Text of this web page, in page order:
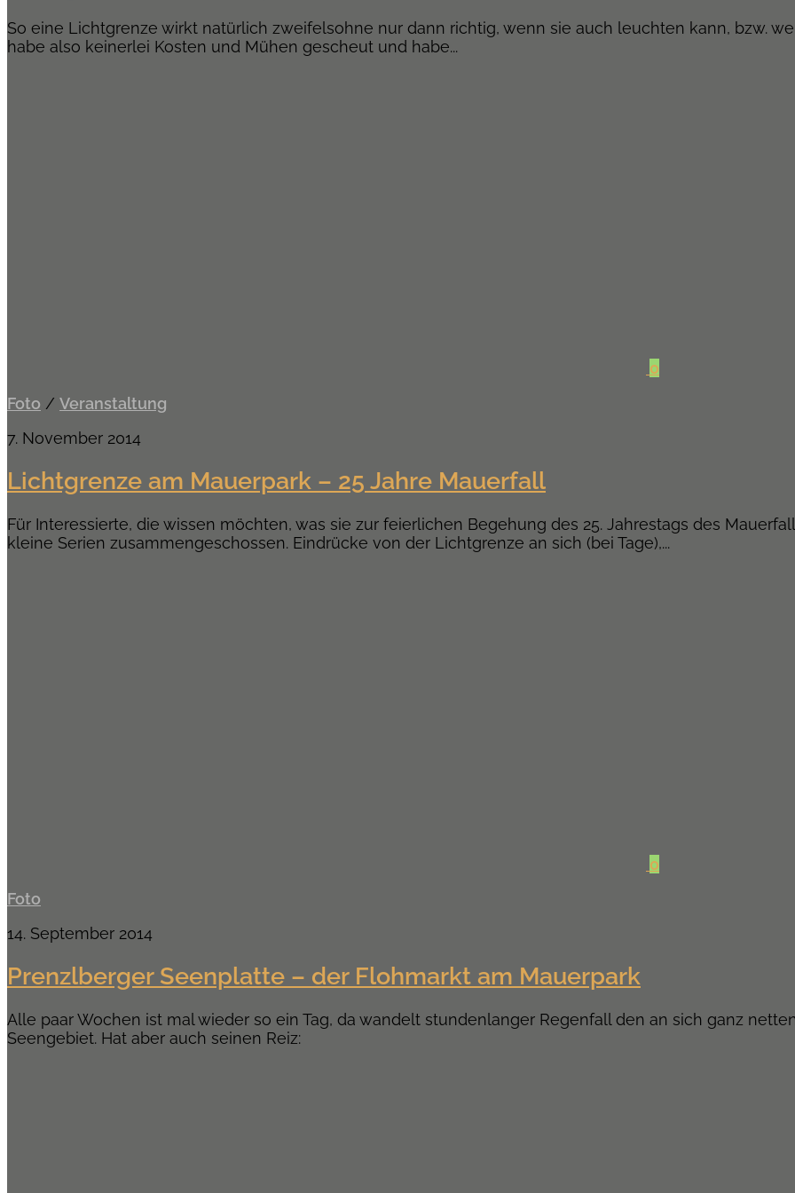
So eine Lichtgrenze wirkt natürlich zweifelsohne nur dann richtig, wenn sie auch leuchten kann, bzw.
habe also keinerlei Kosten und Mühen gescheut und habe...
0
Foto / Veranstaltung
7. November 2014
Lichtgrenze am Mauerpark – 25 Jahre Mauerfall
Für Interessierte, die wissen möchten, was sie zur feierlichen Begehung des 25. Jahrestags des
kleine Serien zusammengeschossen. Eindrücke von der Lichtgrenze an sich (bei Tage),...
0
Foto
14. September 2014
Prenzlberger Seenplatte – der Flohmarkt am Mauerpark
Alle paar Wochen ist mal wieder so ein Tag, da wandelt stundenlanger Regenfall den an sich ganz
Seengebiet. Hat aber auch seinen Reiz: